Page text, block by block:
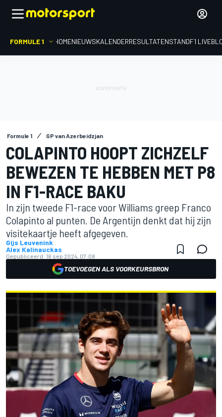
FORMULE 1 HOMENIEUWSKALENDERRESULTATENSTANDF1
Formule 1 GP van Azerbeidzjan
COLAPINTO HOOPT ZICHZELF
BEWEZEN TE HEBBEN MET P8
IN F1-RACE BAKU
In zijn tweede F1-race voor Williams greep Franco
Colapinto al punten. De Argentijn denkt dat hij zijn
visitekaartje heeft afgegeven.
Gijs Leuvenink
Alex Kalinauckas
Gepubliceerd: 16 sep 2024, 07:08
TOEVOEGEN ALS VOORKEURSBRON